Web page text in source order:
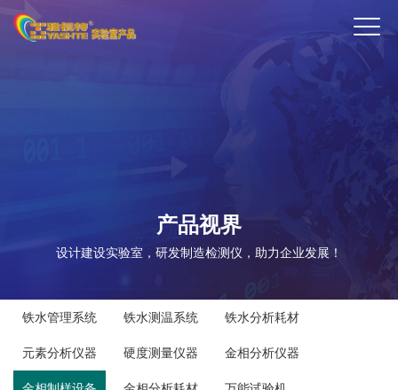
产品视界
设计建设实验室，研发制造检测仪，助力企业发展！
铁水管理系统 铁水测温系统 铁水分析耗材
元素分析仪器 硬度测量仪器 金相分析仪器